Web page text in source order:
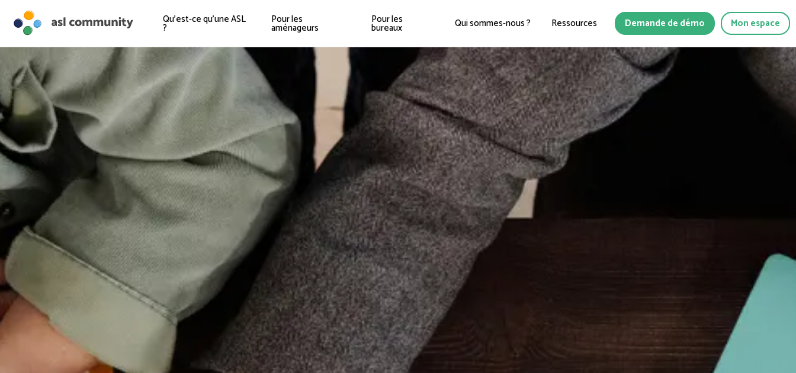
Qu'est-ce qu'une ASL
?
Pour les
aménageurs
Pour les
bureaux Qui sommes-nous ? Ressources Demande de démo Mon espace